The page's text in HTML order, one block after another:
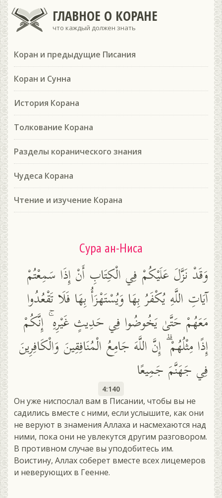
ГЛАВНОЕ О КОРАНЕ
что каждый должен знать
Коран и предыдущие Писания
Коран и Сунна
История Корана
Толкование Корана
Разделы коранического знания
Чудеса Корана
Чтение и изучение Корана
Сура ан-Ниса
وَقَدْ نَزَّلَ عَلَيْكُمْ فِي الْكِتَابِ أَنْ إِذَا سَمِعْتُمْ
آيَاتِ اللَّهِ يُكْفَرُ بِهَا وَيُسْتَهْزَأُ بِهَا فَلَا تَقْعُدُوا
مَعَهُمْ حَتَّىٰ يَخُوضُوا فِي حَدِيثٍ غَيْرِهِ ۚ إِنَّكُمْ
إِذًا مِثْلُهُمْ ۗ إِنَّ اللَّهَ جَامِعُ الْمُنَافِقِينَ وَالْكَافِرِينَ
فِي جَهَنَّمَ جَمِيعًا
4:140
Он уже ниспослал вам в Писании, чтобы вы не
садились вместе с ними, если услышите, как они
не веруют в знамения Аллаха и насмехаются над
ними, пока они не увлекутся другим разговором.
В противном случае вы уподобитесь им.
Воистину, Аллах соберет вместе всех лицемеров
и неверующих в Геенне.